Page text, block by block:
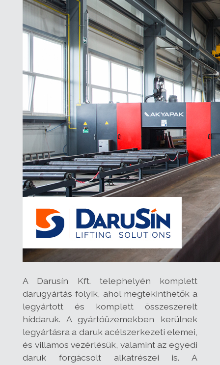
A Darusín Kft. telephelyén komplett
darugyártás folyik, ahol megtekinthetők a
legyártott és komplett összeszerelt
híddaruk. A gyártóüzemekben kerülnek
legyártásra a daruk acélszerkezeti elemei,
és villamos vezérlésük, valamint az egyedi
daruk forgácsolt alkatrészei is. A